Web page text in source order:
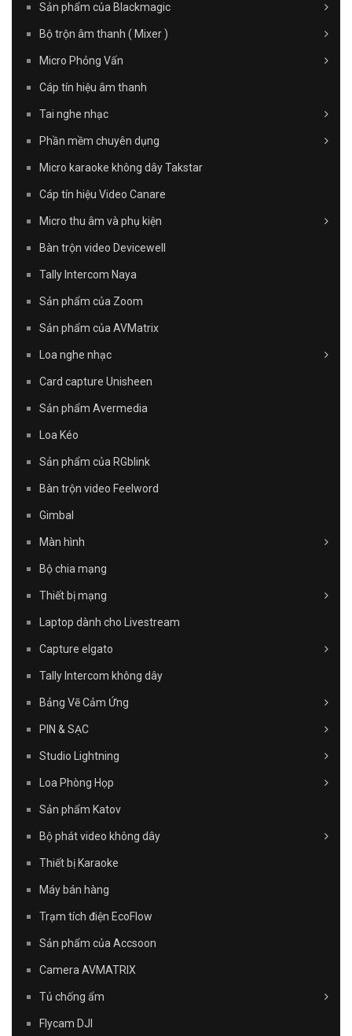
Sản phẩm của Blackmagic
Bộ trộn âm thanh ( Mixer )
Micro Phỏng Vấn
Cáp tín hiệu âm thanh
Tai nghe nhạc
Phần mềm chuyên dụng
Micro karaoke không dây Takstar
Cáp tín hiệu Video Canare
Micro thu âm và phụ kiện
Bàn trộn video Devicewell
Tally Intercom Naya
Sản phẩm của Zoom
Sản phẩm của AVMatrix
Loa nghe nhạc
Card capture Unisheen
Sản phẩm Avermedia
Loa Kéo
Sản phẩm của RGblink
Bàn trộn video Feelword
Gimbal
Màn hình
Bộ chia mạng
Thiết bị mạng
Laptop dành cho Livestream
Capture elgato
Tally Intercom không dây
Bảng Vẽ Cảm Ứng
PIN & SẠC
Studio Lightning
Loa Phòng Họp
Sản phẩm Katov
Bộ phát video không dây
Thiết bị Karaoke
Máy bán hàng
Trạm tích điện EcoFlow
Sản phẩm của Accsoon
Camera AVMATRIX
Tủ chống ẩm
Flycam DJI